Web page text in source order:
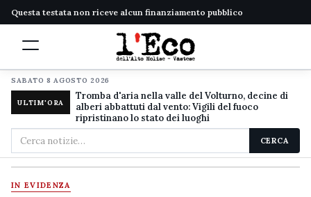
Questa testata non riceve alcun finanziamento pubblico
SABATO 8 AGOSTO 2026
ULTIM'ORA
Tromba d'aria nella valle del Volturno, decine di
alberi abbattuti dal vento: Vigili del fuoco
ripristinano lo stato dei luoghi
Cerca
nel
sito
CERCA
IN EVIDENZA